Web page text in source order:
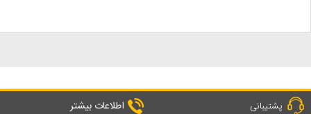
پشتیبانی اطلاعات بیشتر